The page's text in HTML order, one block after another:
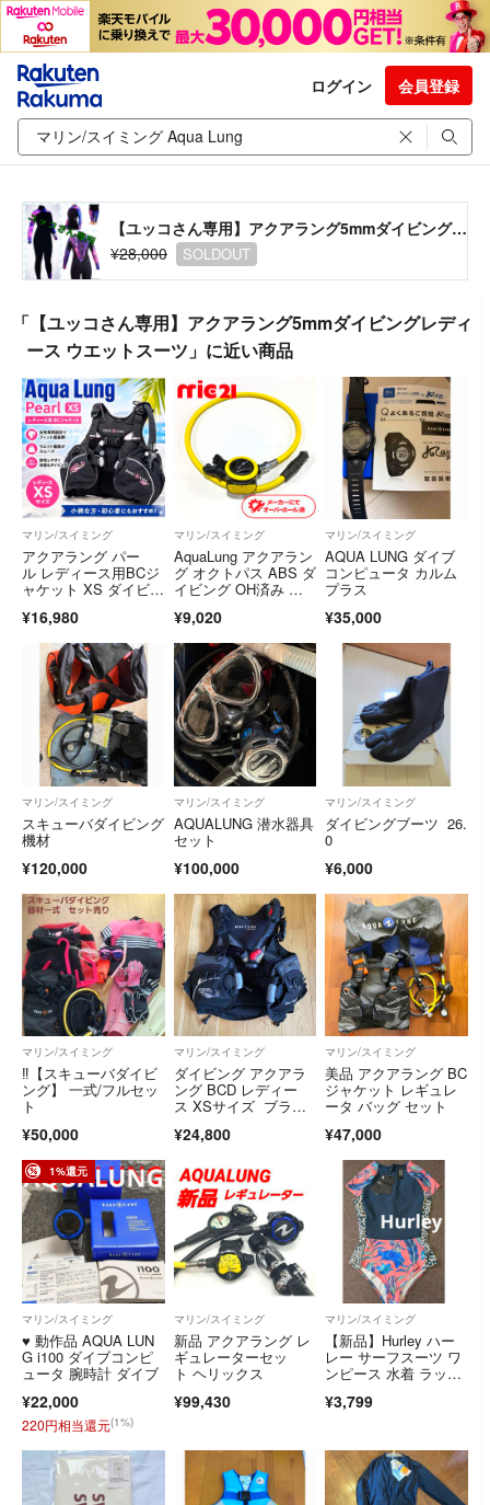
ログイン 会員登録
【ユッコさん専用】アクアラング5mmダイビングレディース ウエットスーツ
¥28,000
SOLDOUT
「【ユッコさん専用】アクアラング5mmダイビングレディ
ース ウエットスーツ」に近い商品
マリン/スイミング
アクアラング パー
ル レディース用BCジ
ャケット XS ダイビン
¥16,980
マリン/スイミング
AquaLung アクアラン
グ オクトパス ABS ダ
イビング OH済み 中
¥9,020
マリン/スイミング
AQUA LUNG ダイブ
コンピュータ カルム
プラス
¥35,000
マリン/スイミング
スキューバダイビング
機材
¥120,000
マリン/スイミング
AQUALUNG 潜水器具
セット
¥100,000
マリン/スイミング
ダイビングブーツ 26.
0
¥6,000
マリン/スイミング
‼【スキューバダイビ
ング】 一式/フルセッ
ト
¥50,000
マリン/スイミング
ダイビング アクアラ
ング BCD レディー
ス XSサイズ ブラッ
¥24,800
マリン/スイミング
美品 アクアラング BC
ジャケット レギュレ
ータ バッグ セット
¥47,000
1%還元
マリン/スイミング
♥️ 動作品 AQUA LUN
G i100 ダイブコンピ
ュータ 腕時計 ダイブ
¥22,000
220円相当還元(1%)
マリン/スイミング
新品 アクアラング レ
ギュレーターセッ
ト ヘリックス
¥99,430
マリン/スイミング
【新品】Hurley ハー
レー サーフスーツ ワ
ンピース 水着 ラッシ
¥3,799